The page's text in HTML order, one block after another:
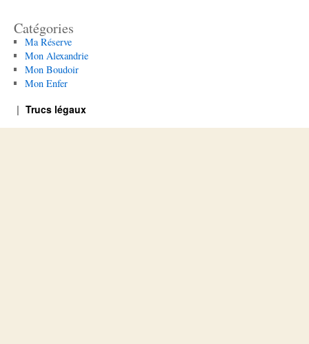
Catégories
Ma Réserve
Mon Alexandrie
Mon Boudoir
Mon Enfer
Trucs légaux